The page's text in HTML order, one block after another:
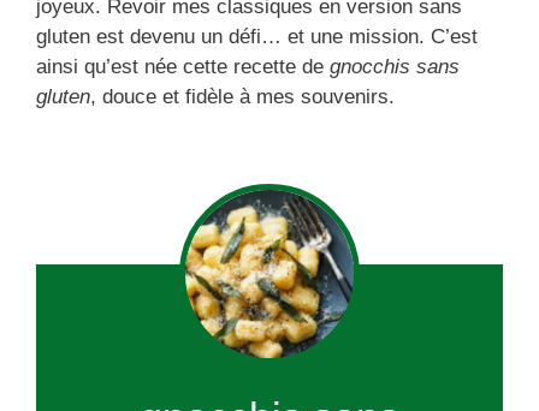
joyeux. Revoir mes classiques en version sans
gluten est devenu un défi… et une mission. C’est
ainsi qu’est née cette recette de gnocchis sans
gluten, douce et fidèle à mes souvenirs.